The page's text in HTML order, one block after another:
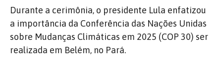
Durante a cerimônia, o presidente Lula enfatizou
a importância da Conferência das Nações Unidas
sobre Mudanças Climáticas em 2025 (COP 30) ser
realizada em Belém, no Pará.